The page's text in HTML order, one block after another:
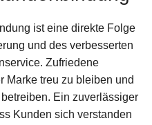
ist eine direkte Folge
und des verbesserten
Zufriedene
Marke treu zu bleiben und
Ein zuverlässiger
Kunden sich verstanden